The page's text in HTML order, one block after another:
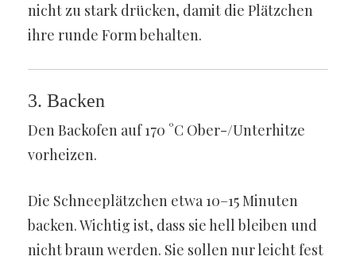
nicht zu stark drücken, damit die Plätzchen
ihre runde Form behalten.
3. Backen
Den Backofen auf 170 °C Ober-/Unterhitze
vorheizen.
Die Schneeplätzchen etwa 10–15 Minuten
backen. Wichtig ist, dass sie hell bleiben und
nicht braun werden. Sie sollen nur leicht fest